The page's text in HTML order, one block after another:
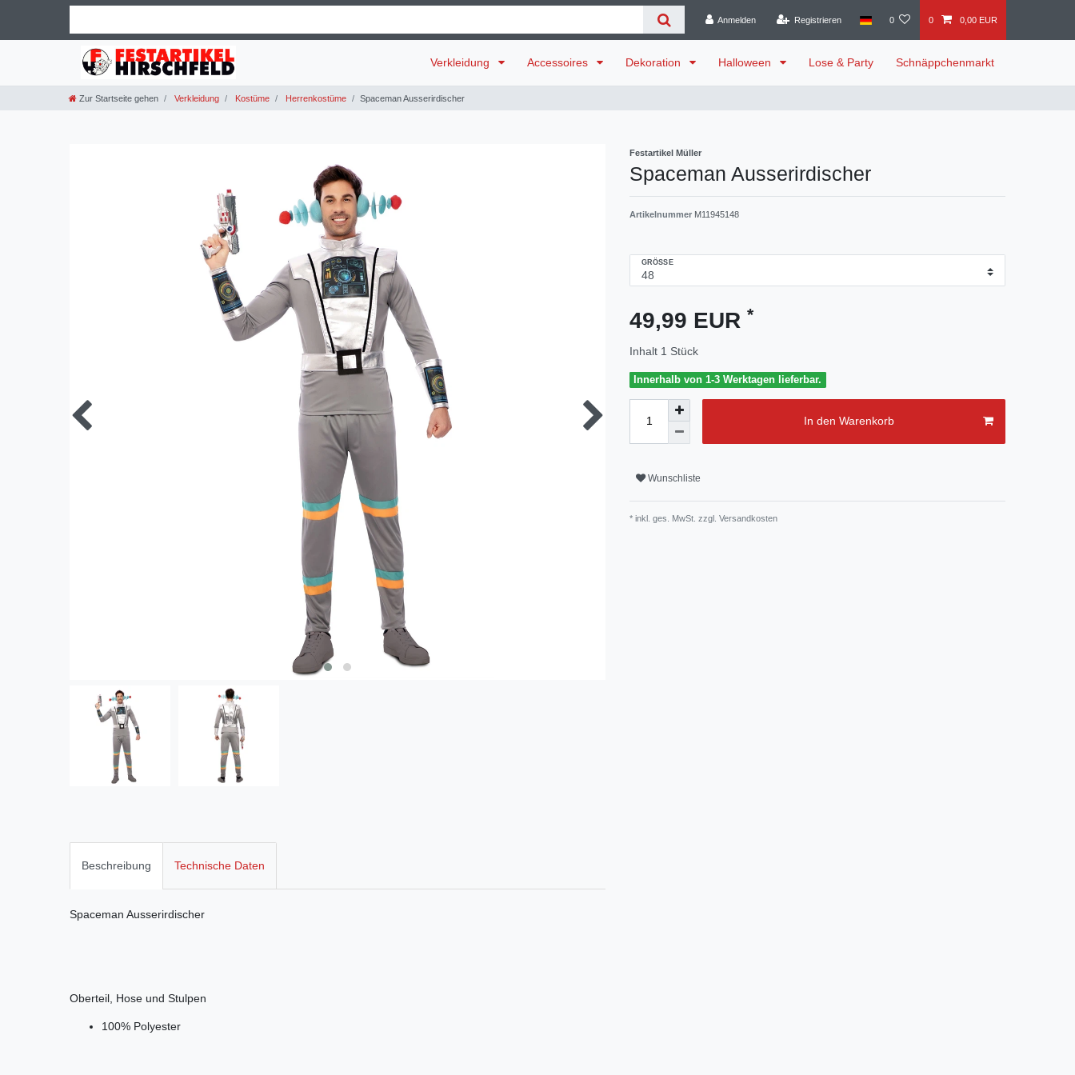
Anmelden Registrieren 0 0 0,00 EUR
Verkleidung Accessoires Dekoration Halloween Lose & Party Schnäppchenmarkt
Zur Startseite gehen Verkleidung Kostüme Herrenkostüme Spaceman Ausserirdischer
Festartikel Müller
Spaceman Ausserirdischer
Artikelnummer M11945148
GRÖSSE
49,99 EUR *
Inhalt 1 Stück
Innerhalb von 1-3 Werktagen lieferbar.
In den Warenkorb
Wunschliste
* inkl. ges. MwSt. zzgl. Versandkosten
Beschreibung Technische Daten
Spaceman Ausserirdischer
Oberteil, Hose und Stulpen
100% Polyester